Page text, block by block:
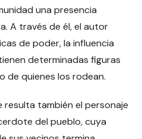
una presencia
A través de él, el autor
de poder, la influencia
determinadas figuras
de quienes los rodean.
también el personaje
del pueblo, cuya